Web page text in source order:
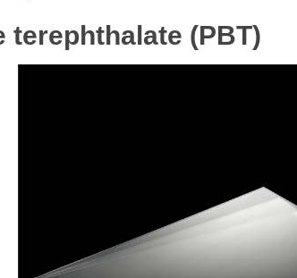
terephthalate (PBT)